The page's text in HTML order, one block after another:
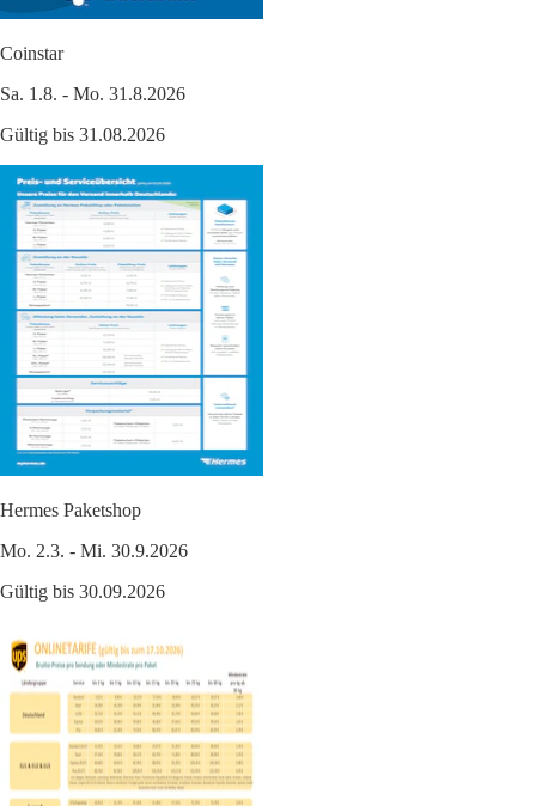
Coinstar
Sa. 1.8. - Mo. 31.8.2026
Gültig bis 31.08.2026
Hermes Paketshop
Mo. 2.3. - Mi. 30.9.2026
Gültig bis 30.09.2026